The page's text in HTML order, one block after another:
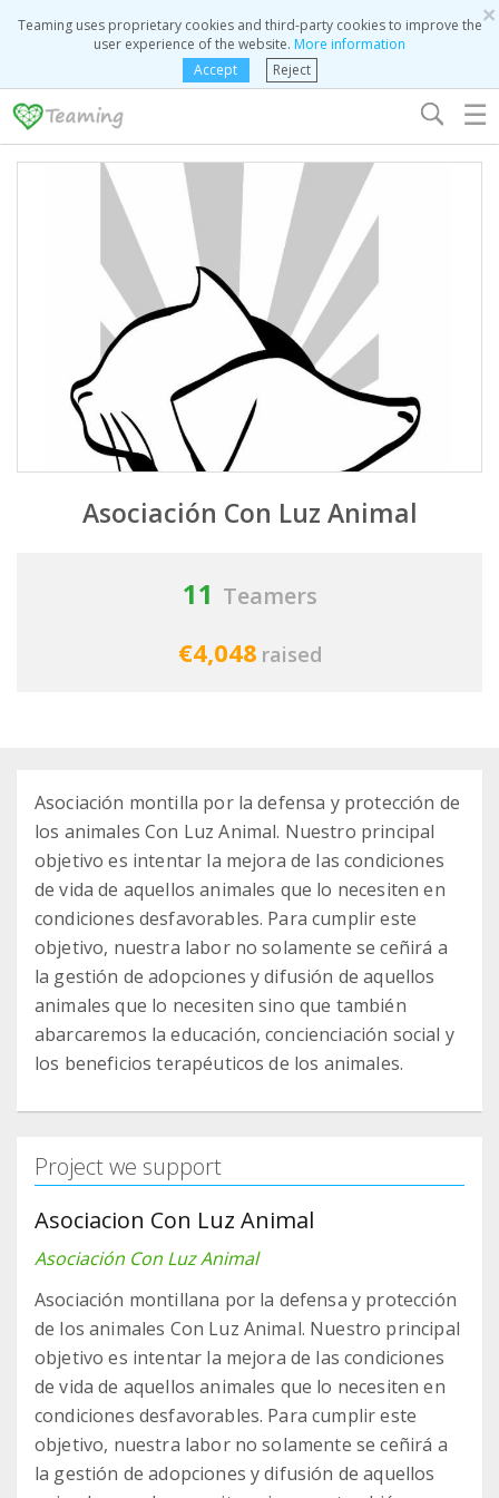
×
Teaming uses proprietary cookies and third-party cookies to improve the
user experience of the website. More information
Accept
Reject
☰
Asociación Con Luz Animal
11 Teamers
€4,048 raised
Asociación montilla por la defensa y protección de
los animales Con Luz Animal. Nuestro principal
objetivo es intentar la mejora de las condiciones
de vida de aquellos animales que lo necesiten en
condiciones desfavorables. Para cumplir este
objetivo, nuestra labor no solamente se ceñirá a
la gestión de adopciones y difusión de aquellos
animales que lo necesiten sino que también
abarcaremos la educación, concienciación social y
los beneficios terapéuticos de los animales.
Project we support
Asociacion Con Luz Animal
Asociación Con Luz Animal
Asociación montillana por la defensa y protección
de los animales Con Luz Animal. Nuestro principal
objetivo es intentar la mejora de las condiciones
de vida de aquellos animales que lo necesiten en
condiciones desfavorables. Para cumplir este
objetivo, nuestra labor no solamente se ceñirá a
la gestión de adopciones y difusión de aquellos